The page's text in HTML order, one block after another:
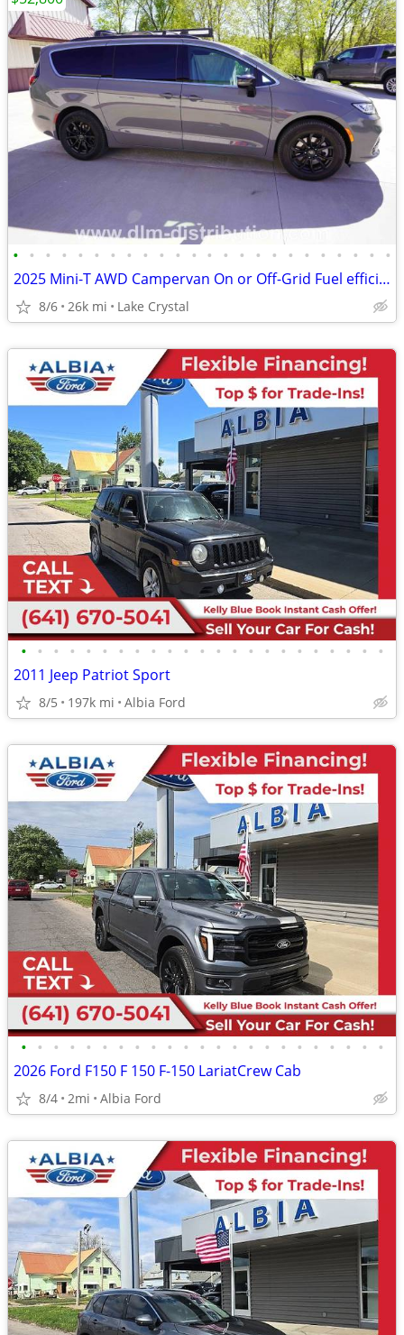
• • • • • • • • • • • • • • • • • • • • • • • •
2025 Mini-T AWD Campervan On or Off-Grid Fuel efficient Travel Van
8/6 26k mi Lake Crystal
• • • • • • • • • • • • • • • • • • • • • • •
2011 Jeep Patriot Sport
8/5 197k mi Albia Ford
• • • • • • • • • • • • • • • • • • • • • • •
2026 Ford F150 F 150 F-150 LariatCrew Cab
8/4 2mi Albia Ford